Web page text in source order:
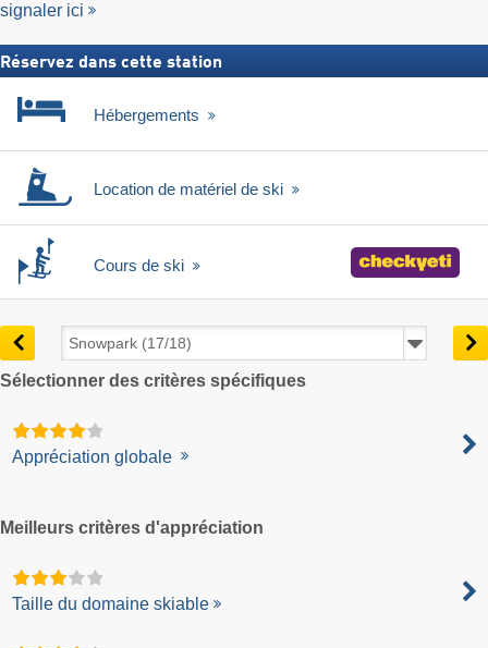
signaler ici
Réservez dans cette station
Hébergements
Location de matériel de ski
Cours de ski
Sélectionner des critères spécifiques
Appréciation globale
Meilleurs critères d'appréciation
Taille du domaine skiable